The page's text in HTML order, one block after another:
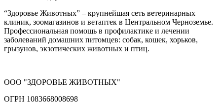
“Здоровье Животных” – крупнейшая сеть ветеринарных
клиник, зоомагазинов и ветаптек в Центральном Черноземье.
Профессиональная помощь в профилактике и лечении
заболеваний домашних питомцев: собак, кошек, хорьков,
грызунов, экзотических животных и птиц.
ООО "ЗДОРОВЬЕ ЖИВОТНЫХ"
ОГРН 1083668008698